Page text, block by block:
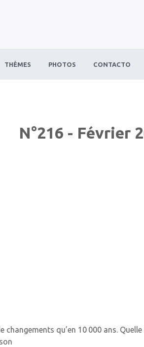
THÈMES PHOTOS CONTACTO
N°216 - Février
qu’en 10 000 ans.